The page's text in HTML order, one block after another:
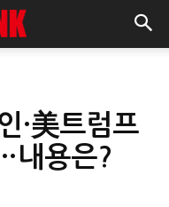
·美트럼프
내용은?